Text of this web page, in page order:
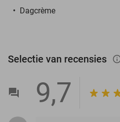
Dagcrème
Selectie van recensies
9,7